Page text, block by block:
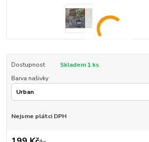
Dostupnost
Skladem 1 ks
Barva našivky
Nejsme plátci DPH